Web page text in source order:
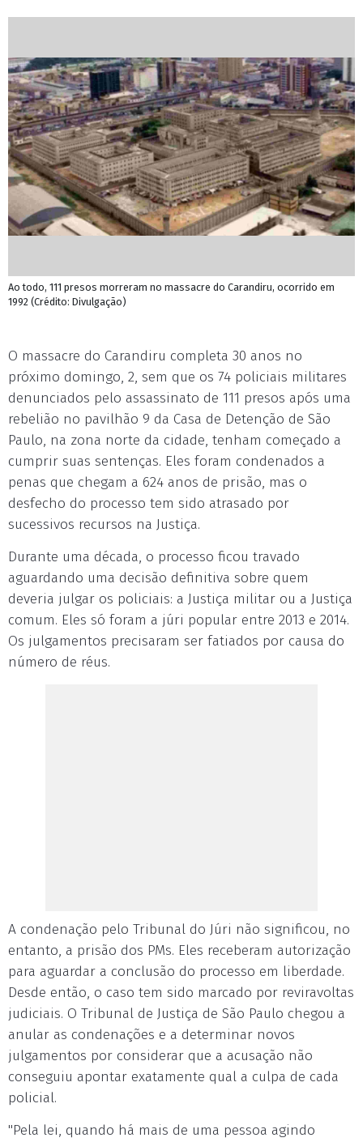
Ao todo, 111 presos morreram no massacre do Carandiru, ocorrido em
1992 (Crédito: Divulgação)
O massacre do Carandiru completa 30 anos no
próximo domingo, 2, sem que os 74 policiais militares
denunciados pelo assassinato de 111 presos após uma
rebelião no pavilhão 9 da Casa de Detenção de São
Paulo, na zona norte da cidade, tenham começado a
cumprir suas sentenças. Eles foram condenados a
penas que chegam a 624 anos de prisão, mas o
desfecho do processo tem sido atrasado por
sucessivos recursos na Justiça.
Durante uma década, o processo ficou travado
aguardando uma decisão definitiva sobre quem
deveria julgar os policiais: a Justiça militar ou a Justiça
comum. Eles só foram a júri popular entre 2013 e 2014.
Os julgamentos precisaram ser fatiados por causa do
número de réus.
A condenação pelo Tribunal do Júri não significou, no
entanto, a prisão dos PMs. Eles receberam autorização
para aguardar a conclusão do processo em liberdade.
Desde então, o caso tem sido marcado por reviravoltas
judiciais. O Tribunal de Justiça de São Paulo chegou a
anular as condenações e a determinar novos
julgamentos por considerar que a acusação não
conseguiu apontar exatamente qual a culpa de cada
policial.
"Pela lei, quando há mais de uma pessoa agindo